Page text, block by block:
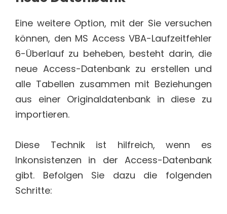
Eine weitere Option, mit der Sie versuchen
können, den MS Access VBA-Laufzeitfehler
6-Überlauf zu beheben, besteht darin, die
neue Access-Datenbank zu erstellen und
alle Tabellen zusammen mit Beziehungen
aus einer Originaldatenbank in diese zu
importieren.
Diese Technik ist hilfreich, wenn es
Inkonsistenzen in der Access-Datenbank
gibt. Befolgen Sie dazu die folgenden
Schritte: